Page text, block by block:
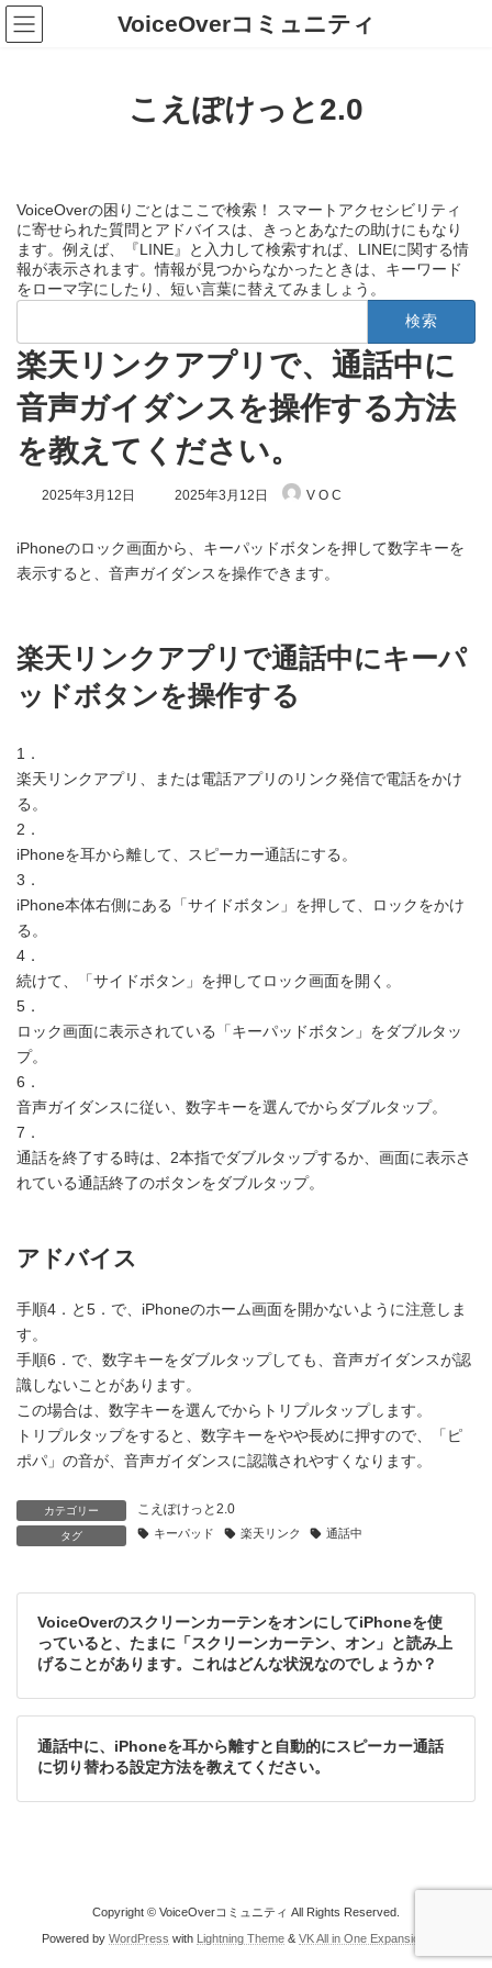
コ
ン
テ
ナ
ビ
ゲ
VoiceOverコミュニティ
こえぽけっと2.0
VoiceOverの困りごとはここで検索！ スマートアクセシビリティ
に寄せられた質問とアドバイスは、きっとあなたの助けにもなり
ます。例えば、『LINE』と入力して検索すれば、LINEに関する情
報が表示されます。情報が見つからなかったときは、キーワード
をローマ字にしたり、短い言葉に替えてみましょう。
検
楽天リンクアプリで、通話中に
音声ガイダンスを操作する方法
を教えてください。
2025年3月12日
最
新
日
時
2025年3月12日 V O C
iPhoneのロック画面から、キーパッドボタンを押して数字キーを
表示すると、音声ガイダンスを操作できます。
楽天リンクアプリで通話中にキーパ
ッドボタンを操作する
1．
楽天リンクアプリ、または電話アプリのリンク発信で電話をかけ
る。
2．
iPhoneを耳から離して、スピーカー通話にする。
3．
iPhone本体右側にある「サイドボタン」を押して、ロックをかけ
る。
4．
続けて、「サイドボタン」を押してロック画面を開く。
5．
ロック画面に表示されている「キーパッドボタン」をダブルタッ
プ。
6．
音声ガイダンスに従い、数字キーを選んでからダブルタップ。
7．
通話を終了する時は、2本指でダブルタップするか、画面に表示さ
れている通話終了のボタンをダブルタップ。
アドバイス
手順4．と5．で、iPhoneのホーム画面を開かないように注意しま
す。
手順6．で、数字キーをダブルタップしても、音声ガイダンスが認
識しないことがあります。
この場合は、数字キーを選んでからトリプルタップします。
トリプルタップをすると、数字キーをやや長めに押すので、「ピ
ポパ」の音が、音声ガイダンスに認識されやすくなります。
カテゴリー こえぽけっと2.0
タグ キーパッド 楽天リンク 通話中
VoiceOverのスクリーンカーテンをオンにしてiPhoneを使
っていると、たまに「スクリーンカーテン、オン」と読み上
げることがあります。これはどんな状況なのでしょうか？
通話中に、iPhoneを耳から離すと自動的にスピーカー通話
に切り替わる設定方法を教えてください。
Copyright © VoiceOverコミュニティ All Rights Reserved.
Powered by WordPress with Lightning Theme & VK All in One Expansion Unit